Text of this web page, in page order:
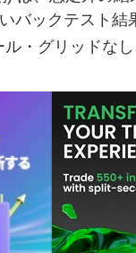
バックテスト
・グリッドなし